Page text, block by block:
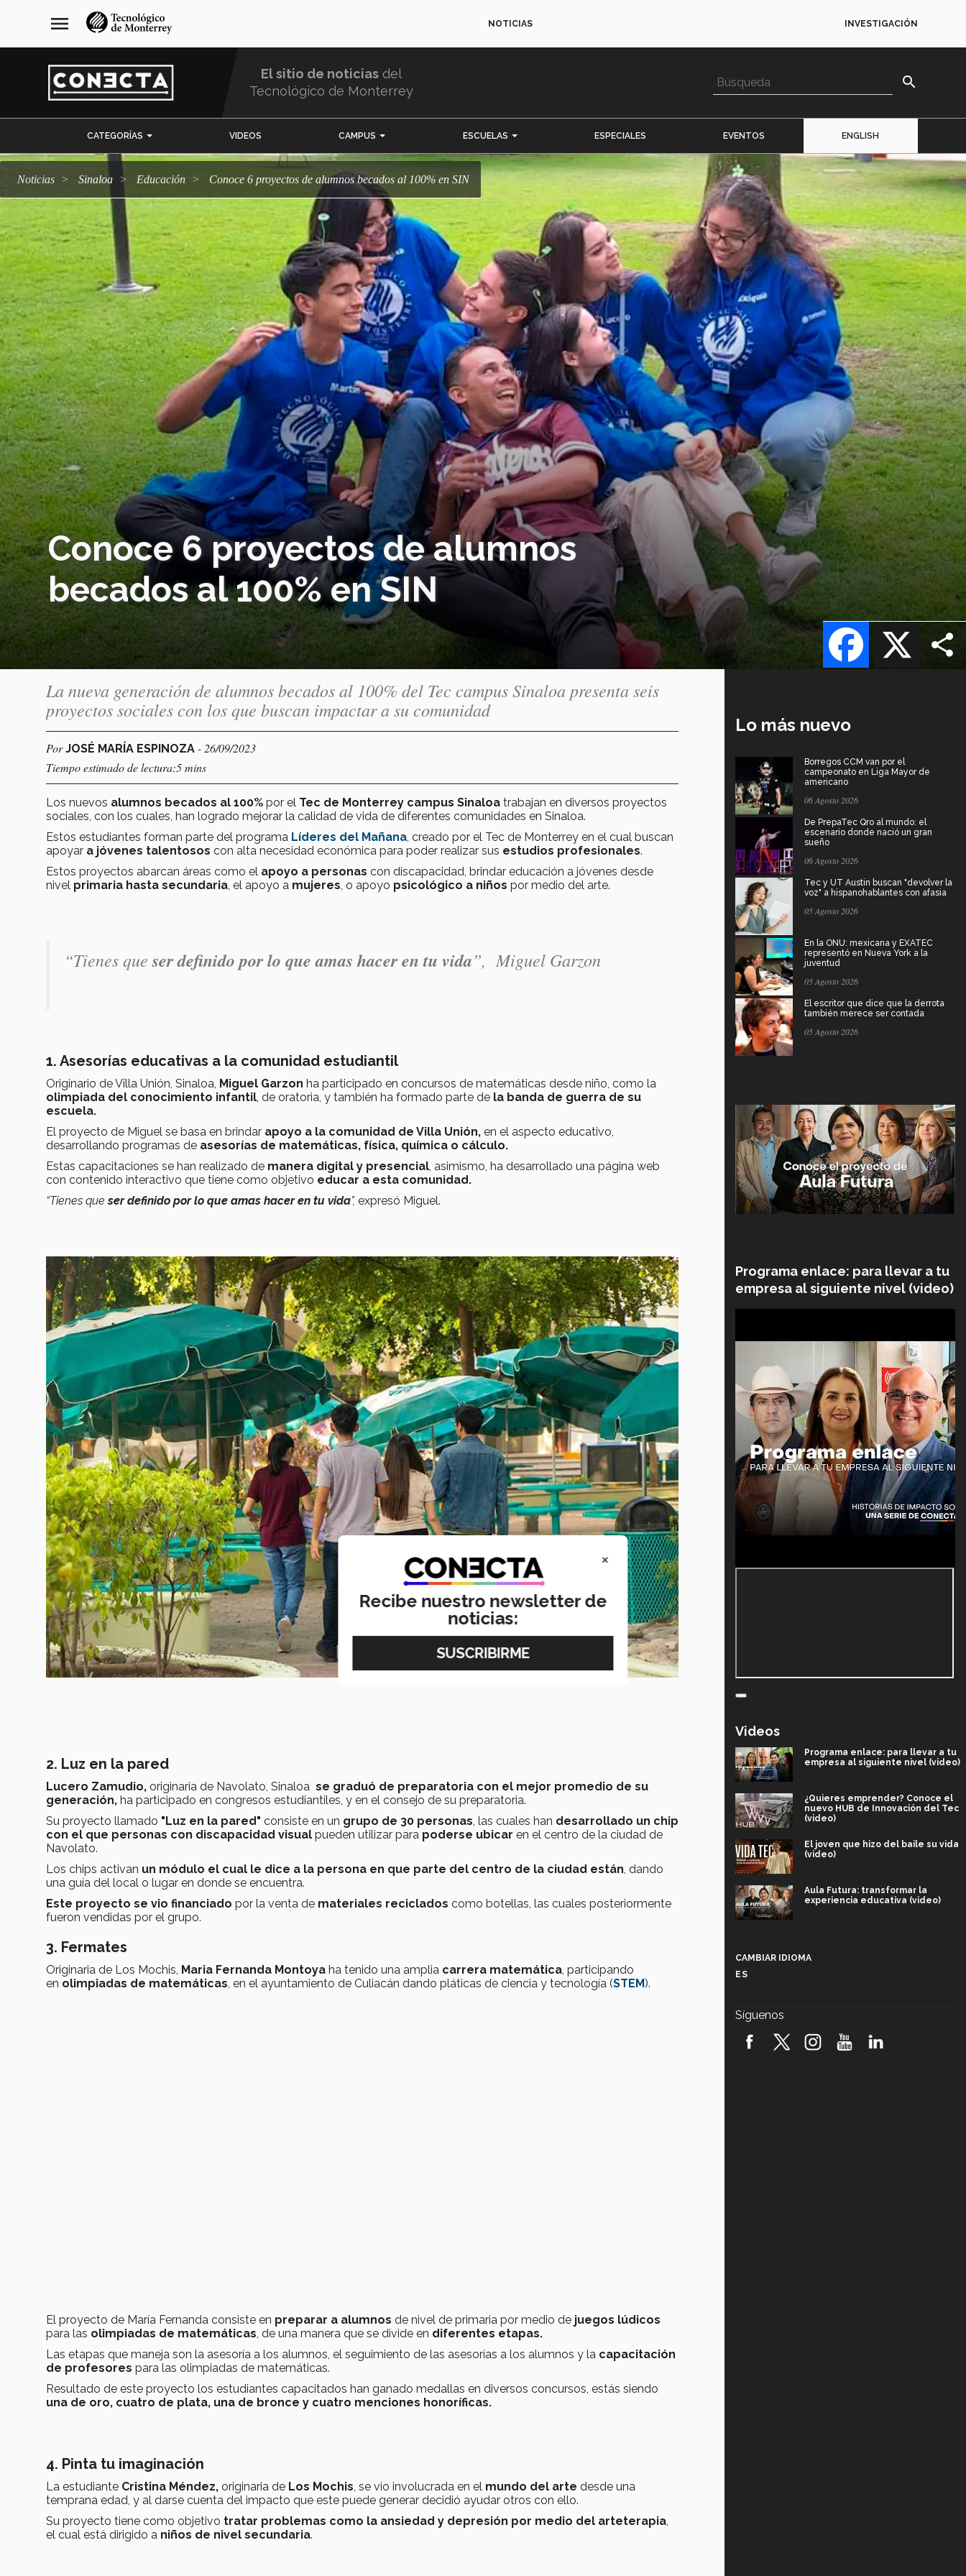
navegación
principal
menu NOTICIAS INVESTIGACIÓN
El sitio de noticias del
Tecnológico de Monterrey
search
CATEGORÍAS VIDEOS CAMPUS ESCUELAS ESPECIALES EVENTOS ENGLISH
Noticias Sinaloa Educación Conoce 6 proyectos de alumnos becados al 100% en SIN
Conoce 6 proyectos de alumnos
becados al 100% en SIN
X
Facebook
La nueva generación de alumnos becados al 100% del Tec campus Sinaloa presenta seis
proyectos sociales con los que buscan impactar a su comunidad
PorJOSÉ MARÍA ESPINOZA - 26/09/2023
Tiempo estimado de lectura:5 mins
Los nuevos alumnos becados al 100% por el Tec de Monterrey campus Sinaloa trabajan en diversos proyectos
sociales, con los cuales, han logrado mejorar la calidad de vida de diferentes comunidades en Sinaloa.
Estos estudiantes forman parte del programa Líderes del Mañana , creado por el Tec de Monterrey en el cual buscan
apoyar a jóvenes talentosos con alta necesidad económica para poder realizar sus estudios profesionales.
Estos proyectos abarcan áreas como el apoyo a personas con discapacidad, brindar educación a jóvenes desde
nivel primaria hasta secundaria , el apoyo a mujeres , o apoyo psicológico a niños por medio del arte.
“Tienes queser definido por lo que amas hacer en tu vida”, Miguel Garzon
1. Asesorías educativas a la comunidad estudiantil
Originario de Villa Unión, Sinaloa, Miguel Garzon ha participado en concursos de matemáticas desde niño, como la
olimpiada del conocimiento infantil , de oratoria, y también ha formado parte de la banda de guerra de su
escuela.
El proyecto de Miguel se basa en brindar apoyo a la comunidad de Villa Unión, en el aspecto educativo,
desarrollando programas de asesorías de matemáticas, física, química o cálculo.
Estas capacitaciones se han realizado de manera digital y presencial , asimismo, ha desarrollado una página web
con contenido interactivo que tiene como objetivo educar a esta comunidad.
“Tienes queser definido por lo que amas hacer en tu vida”, expresó Miguel.
2. Luz en la pared
Lucero Zamudio, originaria de Navolato, Sinaloa se graduó de preparatoria con el mejor promedio de su
generación, ha participado en congresos estudiantiles, y en el consejo de su preparatoria.
Su proyecto llamado "Luz en la pared" consiste en un grupo de 30 personas, las cuales han desarrollado un chip
con el que personas con discapacidad visual pueden utilizar para poderse ubicar en el centro de la ciudad de
Navolato.
Los chips activan un módulo el cual le dice a la persona en que parte del centro de la ciudad están, dando
una guía del local o lugar en donde se encuentra.
Este proyecto se vio financiado por la venta de materiales reciclados como botellas, las cuales posteriormente
fueron vendidas por el grupo.
3. Fermates
Originaria de Los Mochis, Maria Fernanda Montoya ha tenido una amplia carrera matemática, participando
en olimpiadas de matemáticas, en el ayuntamiento de Culiacán dando pláticas de ciencia y tecnología (STEM ).
El proyecto de María Fernanda consiste en preparar a alumnos de nivel de primaria por medio de juegos lúdicos
para las olimpiadas de matemáticas, de una manera que se divide en diferentes etapas.
Las etapas que maneja son la asesoría a los alumnos, el seguimiento de las asesorías a los alumnos y la capacitación
de profesores para las olimpiadas de matemáticas.
Resultado de este proyecto los estudiantes capacitados han ganado medallas en diversos concursos, estás siendo
una de oro, cuatro de plata, una de bronce y cuatro menciones honoríficas.
4. Pinta tu imaginación
La estudiante Cristina Méndez, originaria de Los Mochis, se vio involucrada en el mundo del arte desde una
temprana edad, y al darse cuenta del impacto que este puede generar decidió ayudar otros con ello.
Su proyecto tiene como objetivo tratar problemas como la ansiedad y depresión por medio del arteterapia,
el cual está dirigido a niños de nivel secundaria.
Lo más nuevo
Borregos CCM van por el
campeonato en Liga Mayor de
americano
06 Agosto 2026
De PrepaTec Qro al mundo: el
escenario donde nació un gran
sueño
06 Agosto 2026
Tec y UT Austin buscan "devolver la
voz" a hispanohablantes con afasia
05 Agosto 2026
En la ONU: mexicana y EXATEC
representó en Nueva York a la
juventud
05 Agosto 2026
El escritor que dice que la derrota
también merece ser contada
05 Agosto 2026
Programa enlace: para llevar a tu
empresa al siguiente nivel (video)
Videos
Programa enlace: para llevar a tu
empresa al siguiente nivel (video)
¿Quieres emprender? Conoce el
nuevo HUB de Innovación del Tec
(video)
El joven que hizo del baile su vida
(video)
Aula Futura: transformar la
experiencia educativa (video)
robótica FIRST 2026! (video)
CAMBIAR IDIOMA
ES
Síguenos
×
Recibe nuestro newsletter de
noticias: